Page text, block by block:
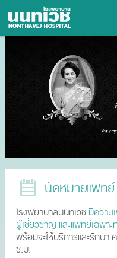
นัดหมายแพทย์
โรงพยาบาลนนทเวช มีความ
ผู้เชี่ยวชาญ และแพทย์เฉพา
พร้อมจะให้บริการและรักษา
ช.ม.